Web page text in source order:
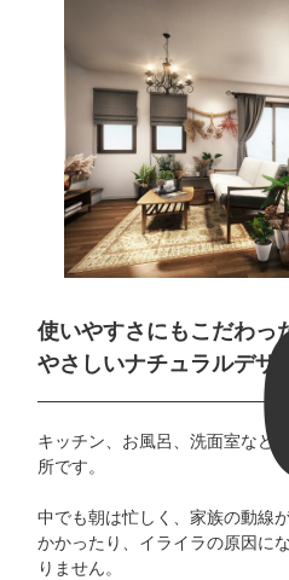
使いやすさにもこだわっ
やさしいナチュラルデザ
キッチン、お風呂、洗面室など
所です。
中でも朝は忙しく、家族の動線
かかったり、イライラの原因に
りません。